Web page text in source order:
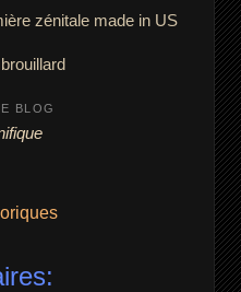
zénitale made in US
BLOG